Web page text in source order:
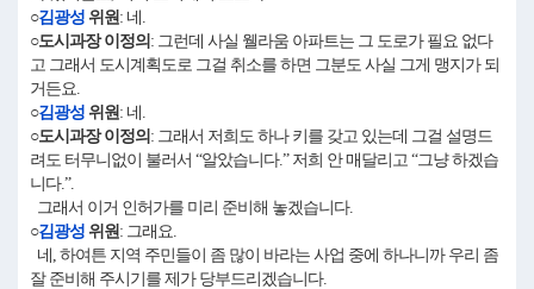
○김광성 위원: 네.
○도시과장 이정의 : 그런데 사실 웰라움 아파트는 그 도로가 필요 없다
고 그래서 도시계획도로 그걸 취소를 하면 그분도 사실 그게 맹지가 되
거든요.
○김광성 위원: 네.
○도시과장 이정의 : 그래서 저희도 하나 키를 갖고 있는데 그걸 설명드
려도 터무니없이 불러서 “알았습니다.” 저희 안 매달리고 “그냥 하겠습
니다.”.
그래서 이거 인허가를 미리 준비해 놓겠습니다.
○김광성 위원: 그래요.
네, 하여튼 지역 주민들이 좀 많이 바라는 사업 중에 하나니까 우리 좀
잘 준비해 주시기를 제가 당부드리겠습니다.